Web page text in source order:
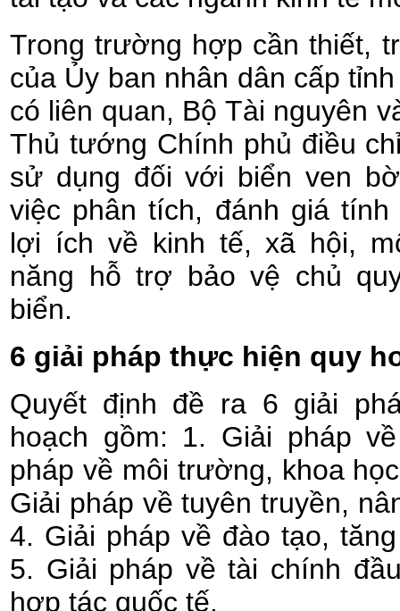
Trong trường hợp cần thiết,
của Ủy ban nhân dân cấp
có liên quan, Bộ Tài nguyên
Thủ tướng Chính phủ điều
sử dụng đối với biển ven
việc phân tích, đánh giá
lợi ích về kinh tế, xã hội,
năng hỗ trợ bảo vệ chủ
biển.
6 giải pháp thực hiện quy
Quyết định đề ra 6 giải
hoạch gồm: 1. Giải pháp
pháp về môi trường, khoa
Giải pháp về tuyên truyền,
4. Giải pháp về đào tạo,
5. Giải pháp về tài chính
hợp tác quốc tế.